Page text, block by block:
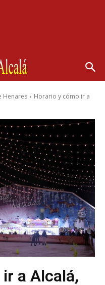
Henares
Horario y cómo ir a
a Alcalá,